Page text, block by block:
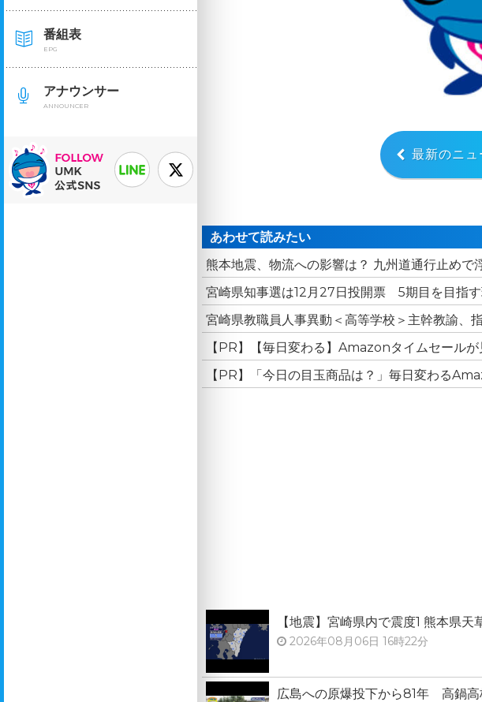
番組表
EPG
アナウンサー
ANNOUNCER
最新のニ
あわせて読みたい
熊本地震、物流への影響は？ 九州道通行止めで
宮崎県知事選は12月27日投開票 5期目を目指す
宮崎県教職員人事異動＜高等学校＞主幹教諭、
【PR】【毎日変わる】Amazonタイムセールが
【PR】「今日の目玉商品は？」毎日変わる
【地震】宮崎県内で震度1 熊本県
2026年08月06日 16時22分
広島への原爆投下から81年 高鍋